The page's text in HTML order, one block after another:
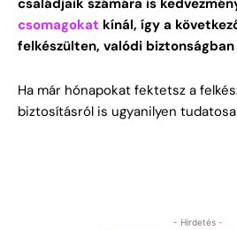
csomagokat kínál, így a
felkészülten, valódi
Ha már hónapokat fektetsz a
biztosításról is ugyanilyen
- Hirdetés -